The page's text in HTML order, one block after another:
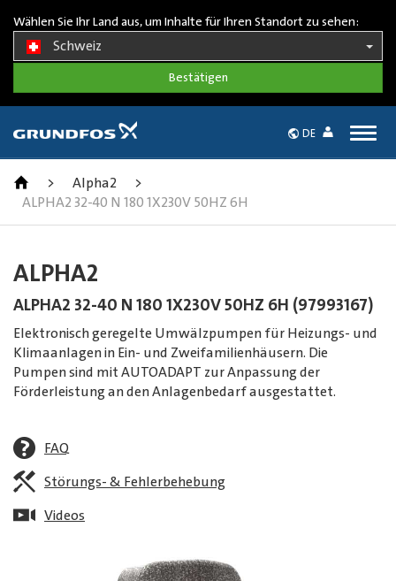
Wählen Sie Ihr Land aus, um Inhalte für Ihren Standort zu sehen:
Schweiz
DE
> Alpha2
>
ALPHA2 32-40 N 180 1X230V 50HZ 6H
ALPHA2
ALPHA2 32-40 N 180 1X230V 50HZ 6H (97993167)
Elektronisch geregelte Umwälzpumpen für Heizungs- und
Klimaanlagen in Ein- und Zweifamilienhäusern. Die
Pumpen sind mit AUTOADAPT zur Anpassung der
Förderleistung an den Anlagenbedarf ausgestattet.
FAQ
Störungs- & Fehlerbehebung
Videos